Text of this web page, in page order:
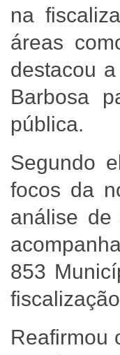
na
áreas
destacou
Barbosa
pública.
Segundo
focos da
análise
853
Reafirmou